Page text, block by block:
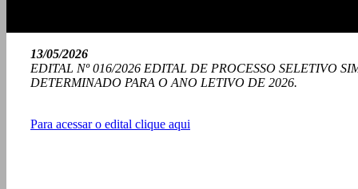
13/05/2026
EDITAL Nº 016/2026 EDITAL DE PROCESSO SELETIVO
DETERMINADO PARA O ANO LETIVO DE 2026.
Para acessar o edital clique aqui